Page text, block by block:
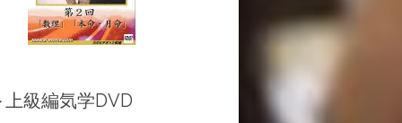
級編気学DVD